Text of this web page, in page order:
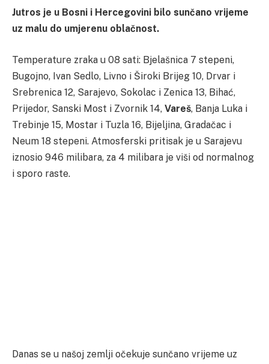
Jutros je u Bosni i Hercegovini bilo sunčano vrijeme
uz malu do umjerenu oblačnost.
Temperature zraka u 08 sati: Bjelašnica 7 stepeni,
Bugojno, Ivan Sedlo, Livno i Široki Brijeg 10, Drvar i
Srebrenica 12, Sarajevo, Sokolac i Zenica 13, Bihać,
Prijedor, Sanski Most i Zvornik 14, Vareš, Banja Luka i
Trebinje 15, Mostar i Tuzla 16, Bijeljina, Gradačac i
Neum 18 stepeni. Atmosferski pritisak je u Sarajevu
iznosio 946 milibara, za 4 milibara je viši od normalnog
i sporo raste.
Danas se u našoj zemlji očekuje sunčano vrijeme uz